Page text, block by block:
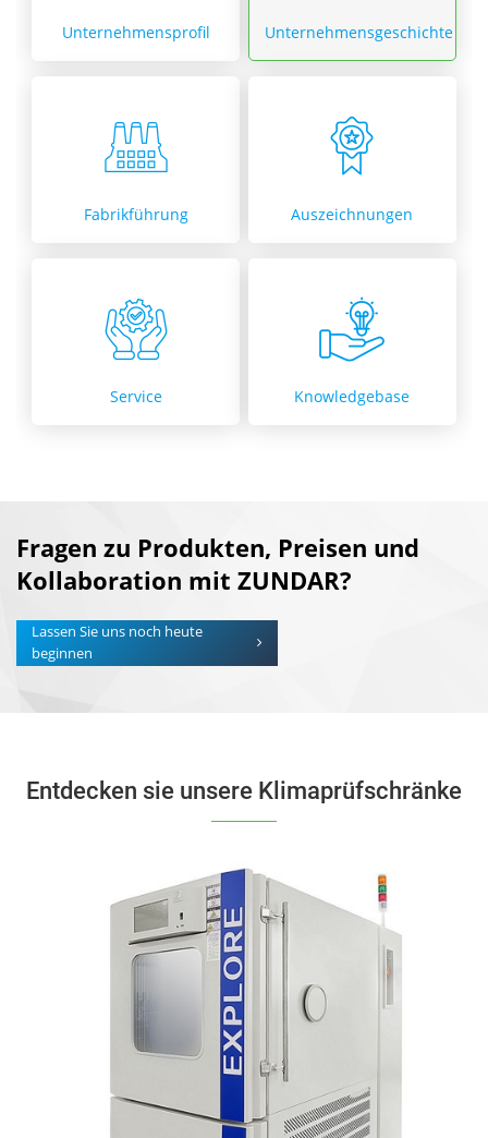
Unternehmensprofil Unternehmensgeschichte
Fabrikführung Auszeichnungen
Service Knowledgebase
Fragen zu Produkten, Preisen und
Kollaboration mit ZUNDAR?
Lassen Sie uns noch heute
beginnen
Entdecken sie unsere Klimaprüfschränke